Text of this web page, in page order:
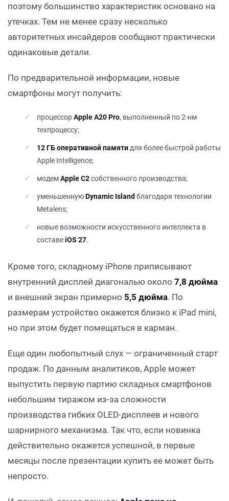
поэтому большинство характеристик основано на
утечках. Тем не менее сразу несколько
авторитетных инсайдеров сообщают практически
одинаковые детали.
По предварительной информации, новые
смартфоны могут получить:
процессорApple A20 Pro, выполненный по 2-нм
техпроцессу;
12 ГБ оперативной памятидля более быстрой работы
Apple Intelligence;
модемApple C2собственного производства;
уменьшеннуюDynamic Islandблагодаря технологии
Metalens;
новые возможности искусственного интеллекта в
составеiOS 27.
Кроме того, складному iPhone приписывают
внутренний дисплей диагональю около 7,8 дюйма
и внешний экран примерно 5,5 дюйма. По
размерам устройство окажется близко к iPad mini,
но при этом будет помещаться в карман.
Еще один любопытный слух — ограниченный старт
продаж. По данным аналитиков, Apple может
выпустить первую партию складных смартфонов
небольшим тиражом из-за сложности
производства гибких OLED-дисплеев и нового
шарнирного механизма. Так что, если новинка
действительно окажется успешной, в первые
месяцы после презентации купить ее может быть
непросто.